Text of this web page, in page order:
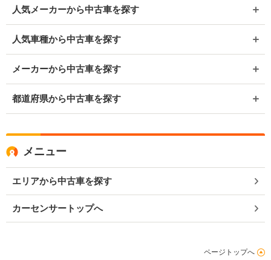
人気メーカーから中古車を探す
人気車種から中古車を探す
メーカーから中古車を探す
都道府県から中古車を探す
メニュー
エリアから中古車を探す
カーセンサートップへ
ページトップへ